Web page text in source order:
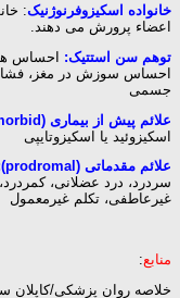
خانواده اسکیزوفرنوژنیک
اعضاء پرورش می دهند.
توهم سن استتیک: احساس
احساس سوزش در مغز،
جسمی
علائم پیش از بیماری (premorbid)
اسکیزوئید یا اسکیزوتایپی
علائم مقدماتی (prodromal):
سردرد، درد عضلانی،
غیرعاطفی، تکلم غیرمعمول
منابع:
خلاصه روان پزشکی/کاپلان